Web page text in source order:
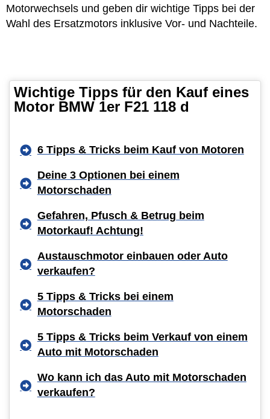
Motorwechsels und geben dir wichtige Tipps bei der
Wahl des Ersatzmotors inklusive Vor- und Nachteile.
Wichtige Tipps für den Kauf eines
Motor BMW 1er F21 118 d
6 Tipps & Tricks beim Kauf von Motoren
Deine 3 Optionen bei einem
Motorschaden
Gefahren, Pfusch & Betrug beim
Motorkauf! Achtung!
Austauschmotor einbauen oder Auto
verkaufen?
5 Tipps & Tricks bei einem
Motorschaden
5 Tipps & Tricks beim Verkauf von einem
Auto mit Motorschaden
Wo kann ich das Auto mit Motorschaden
verkaufen?